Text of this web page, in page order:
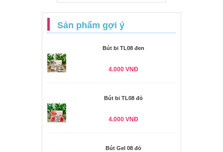
Sản phẩm gợi ý
Bút bi TL08 đen
4.000 VNĐ
Bút bi TL08 đỏ
4.000 VNĐ
Bút Gel 08 đỏ